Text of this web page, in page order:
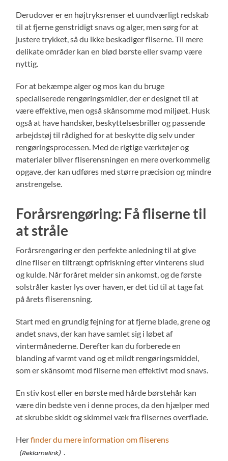
Derudover er en højtryksrenser et uundværligt redskab
til at fjerne genstridigt snavs og alger, men sørg for at
justere trykket, så du ikke beskadiger fliserne. Til mere
delikate områder kan en blød børste eller svamp være
nyttig.
For at bekæmpe alger og mos kan du bruge
specialiserede rengøringsmidler, der er designet til at
være effektive, men også skånsomme mod miljøet. Husk
også at have handsker, beskyttelsesbriller og passende
arbejdstøj til rådighed for at beskytte dig selv under
rengøringsprocessen. Med de rigtige værktøjer og
materialer bliver fliserensningen en mere overkommelig
opgave, der kan udføres med større præcision og mindre
anstrengelse.
Forårsrengøring: Få fliserne til
at stråle
Forårsrengøring er den perfekte anledning til at give
dine fliser en tiltrængt opfriskning efter vinterens slud
og kulde. Når foråret melder sin ankomst, og de første
solstråler kaster lys over haven, er det tid til at tage fat
på årets fliserensning.
Start med en grundig fejning for at fjerne blade, grene og
andet snavs, der kan have samlet sig i løbet af
vintermånederne. Derefter kan du forberede en
blanding af varmt vand og et mildt rengøringsmiddel,
som er skånsomt mod fliserne men effektivt mod snavs.
En stiv kost eller en børste med hårde børstehår kan
være din bedste ven i denne proces, da den hjælper med
at skrubbe skidt og skimmel væk fra flisernes overflade.
Herfinder du mere information om fliserens
.